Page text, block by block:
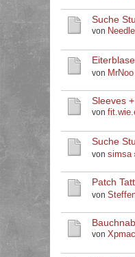
Suche
von
von MrNoo
Sleeves
von
Suche
von simsa
Patch
von
von